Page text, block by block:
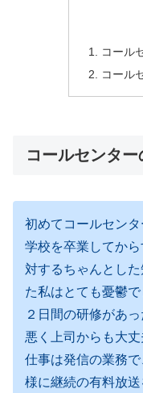
コール
コール
コールセンター
初めてコールセンタ
学校を卒業してか
対するちゃんとし
た私はとても憂鬱で
２日間の研修があ
悪く上司からも大
仕事は発信の業務
様に継続の有料放